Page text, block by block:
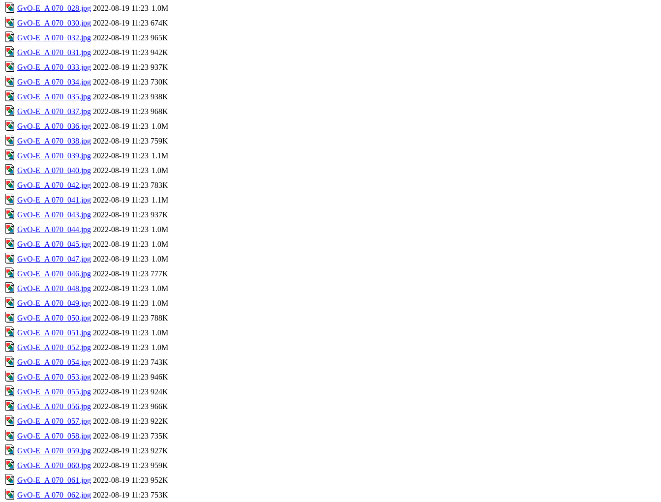
GvO-E_A 070_028.jpg 2022-08-19 11:23 1.0M
GvO-E_A 070_030.jpg 2022-08-19 11:23 674K
GvO-E_A 070_032.jpg 2022-08-19 11:23 965K
GvO-E_A 070_031.jpg 2022-08-19 11:23 942K
GvO-E_A 070_033.jpg 2022-08-19 11:23 937K
GvO-E_A 070_034.jpg 2022-08-19 11:23 730K
GvO-E_A 070_035.jpg 2022-08-19 11:23 938K
GvO-E_A 070_037.jpg 2022-08-19 11:23 968K
GvO-E_A 070_036.jpg 2022-08-19 11:23 1.0M
GvO-E_A 070_038.jpg 2022-08-19 11:23 759K
GvO-E_A 070_039.jpg 2022-08-19 11:23 1.1M
GvO-E_A 070_040.jpg 2022-08-19 11:23 1.0M
GvO-E_A 070_042.jpg 2022-08-19 11:23 783K
GvO-E_A 070_041.jpg 2022-08-19 11:23 1.1M
GvO-E_A 070_043.jpg 2022-08-19 11:23 937K
GvO-E_A 070_044.jpg 2022-08-19 11:23 1.0M
GvO-E_A 070_045.jpg 2022-08-19 11:23 1.0M
GvO-E_A 070_047.jpg 2022-08-19 11:23 1.0M
GvO-E_A 070_046.jpg 2022-08-19 11:23 777K
GvO-E_A 070_048.jpg 2022-08-19 11:23 1.0M
GvO-E_A 070_049.jpg 2022-08-19 11:23 1.0M
GvO-E_A 070_050.jpg 2022-08-19 11:23 788K
GvO-E_A 070_051.jpg 2022-08-19 11:23 1.0M
GvO-E_A 070_052.jpg 2022-08-19 11:23 1.0M
GvO-E_A 070_054.jpg 2022-08-19 11:23 743K
GvO-E_A 070_053.jpg 2022-08-19 11:23 946K
GvO-E_A 070_055.jpg 2022-08-19 11:23 924K
GvO-E_A 070_056.jpg 2022-08-19 11:23 966K
GvO-E_A 070_057.jpg 2022-08-19 11:23 922K
GvO-E_A 070_058.jpg 2022-08-19 11:23 735K
GvO-E_A 070_059.jpg 2022-08-19 11:23 927K
GvO-E_A 070_060.jpg 2022-08-19 11:23 959K
GvO-E_A 070_061.jpg 2022-08-19 11:23 952K
GvO-E_A 070_062.jpg 2022-08-19 11:23 753K